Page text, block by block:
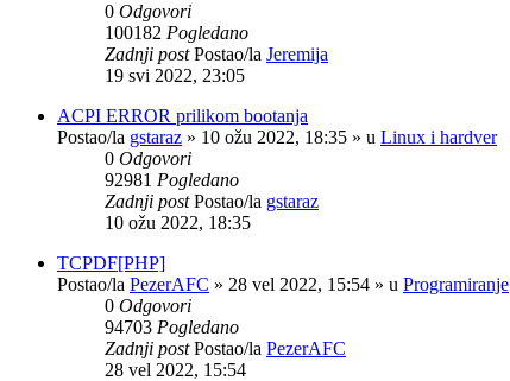
0 Odgovori
100182 Pogledano
Zadnji postPostao/la Jeremija
19 svi 2022, 23:05
ACPI ERROR prilikom bootanja
Postao/la gstaraz » 10 ožu 2022, 18:35 » u Linux i hardver
0 Odgovori
92981 Pogledano
Zadnji postPostao/la gstaraz
10 ožu 2022, 18:35
TCPDF[PHP]
Postao/la PezerAFC » 28 vel 2022, 15:54 » u Programiranje
0 Odgovori
94703 Pogledano
Zadnji postPostao/la PezerAFC
28 vel 2022, 15:54